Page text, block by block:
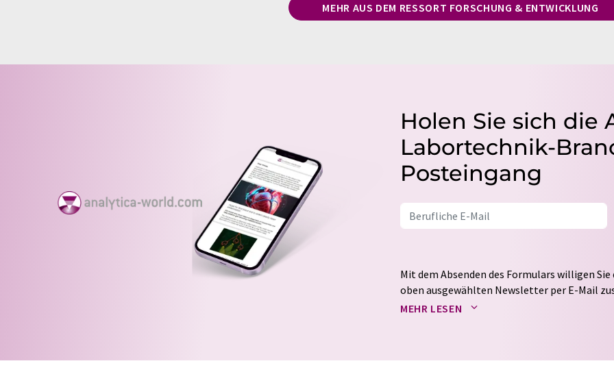
MEHR AUS DEM RESSORT FORSCHUNG & ENTWICKLUNG
Holen Sie sich die
Labortechnik-
Posteingang
Mit dem Absenden des Formulars willigen Sie
oben ausgewählten Newsletter per E-Mail
weitergegeben. Die Speicherung und
MEHR LESEN